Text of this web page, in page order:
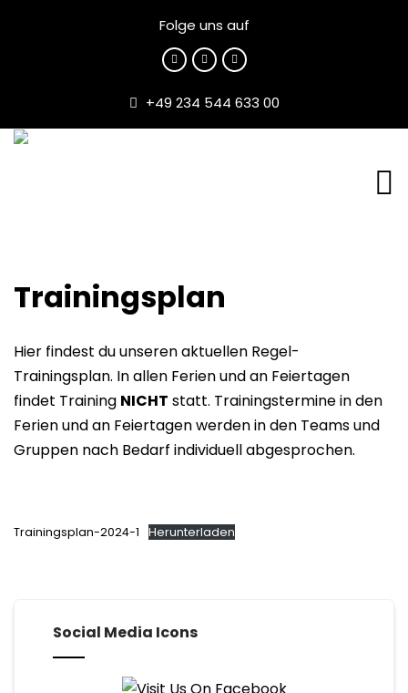
Folge uns auf
+49 234 544 633 00
Trainingsplan
Hier findest du unseren aktuellen Regel-
Trainingsplan. In allen Ferien und an Feiertagen
findet Training NICHT statt. Trainingstermine in den
Ferien und an Feiertagen werden in den Teams und
Gruppen nach Bedarf individuell abgesprochen.
Trainingsplan-2024-1 Herunterladen
Social Media Icons